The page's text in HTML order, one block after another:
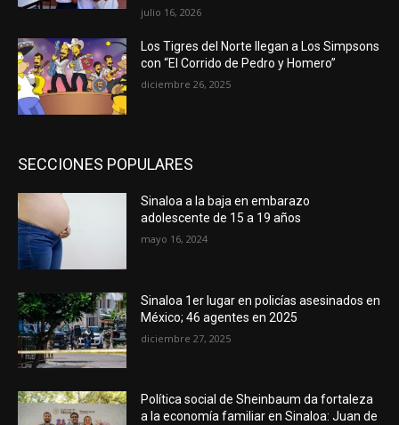
julio 16, 2026
Los Tigres del Norte llegan a Los Simpsons
con “El Corrido de Pedro y Homero”
diciembre 26, 2025
SECCIONES POPULARES
Sinaloa a la baja en embarazo
adolescente de 15 a 19 años
mayo 16, 2024
Sinaloa 1er lugar en policías asesinados en
México; 46 agentes en 2025
diciembre 27, 2025
Política social de Sheinbaum da fortaleza
a la economía familiar en Sinaloa: Juan de